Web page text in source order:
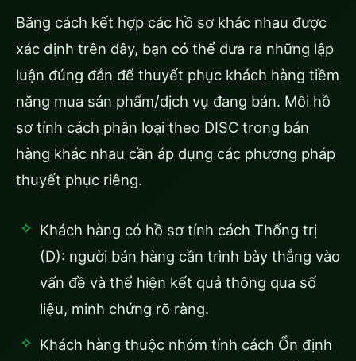
Bằng cách kết hợp các hồ sơ khác nhau được
xác định trên đây, bạn có thể đưa ra những lập
luận đúng đắn để thuyết phục khách hàng tiềm
năng mua sản phẩm/dịch vụ đang bán. Mỗi hồ
sơ tính cách phân loại theo DISC trong bán
hàng khác nhau cần áp dụng các phương pháp
thuyết phục riêng.
Khách hàng có hồ sơ tính cách Thống trị
(D): người bán hàng cần trình bày thẳng vào
vấn đề và thể hiện kết quả thông qua số
liệu, minh chứng rõ ràng.
Khách hàng thuộc nhóm tính cách Ổn định